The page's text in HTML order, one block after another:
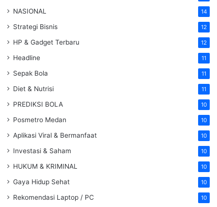
NASIONAL 14
Strategi Bisnis 12
HP & Gadget Terbaru 12
Headline 11
Sepak Bola 11
Diet & Nutrisi 11
PREDIKSI BOLA 10
Posmetro Medan 10
Aplikasi Viral & Bermanfaat 10
Investasi & Saham 10
HUKUM & KRIMINAL 10
Gaya Hidup Sehat 10
Rekomendasi Laptop / PC 10